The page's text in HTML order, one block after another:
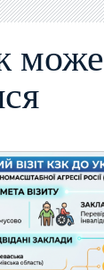
може